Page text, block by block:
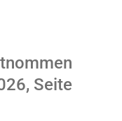
Seite